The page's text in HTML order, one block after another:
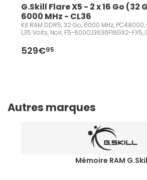
G.Skill Flare X5 - 2 x 16 Go (32
6000 MHz - CL36
Kit RAM DDR5, 32 Go, 6000 MHz,
1,35 Volts, Noir, F5-6000J3636F16GX2-FX5,
529€95
Autres marques
Mémoire RAM